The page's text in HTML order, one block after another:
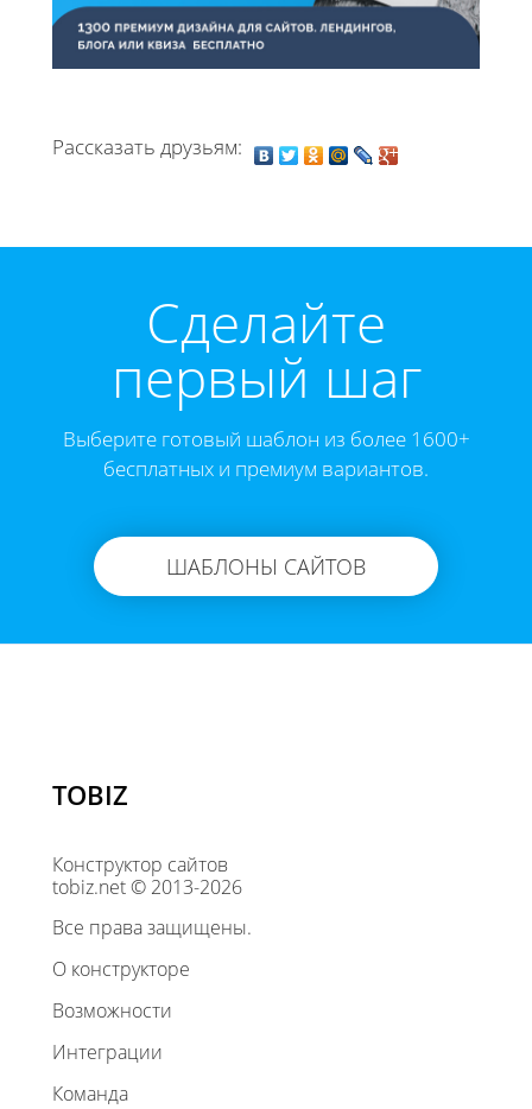
Рассказать друзьям:
Cделайте
первый шаг
Выберите готовый шаблон из более 1600+
бесплатных и премиум вариантов.
ШАБЛОНЫ САЙТОВ
TOBIZ
Конструктор сайтов
tobiz.net © 2013-2026
Все права защищены.
О конструкторе
Возможности
Интеграции
Команда